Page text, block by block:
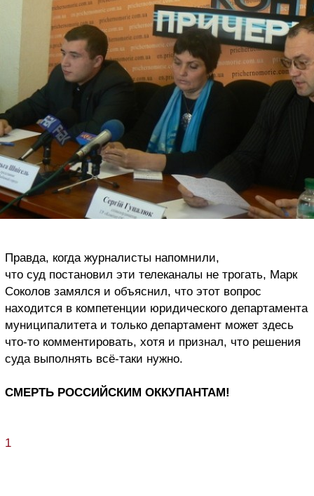
Правда, когда журналисты напомнили,
что суд постановил эти телеканалы не трогать, Марк
Соколов замялся и объяснил, что этот вопрос
находится в компетенции юридического департамента
муниципалитета и только департамент может здесь
что-то комментировать, хотя и признал, что решения
суда выполнять всё-таки нужно.
СМЕРТЬ РОССИЙСКИМ ОККУПАНТАМ!
1